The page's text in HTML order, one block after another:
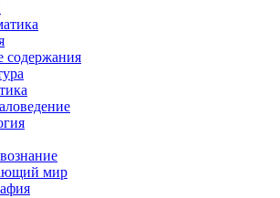
содержания
мир